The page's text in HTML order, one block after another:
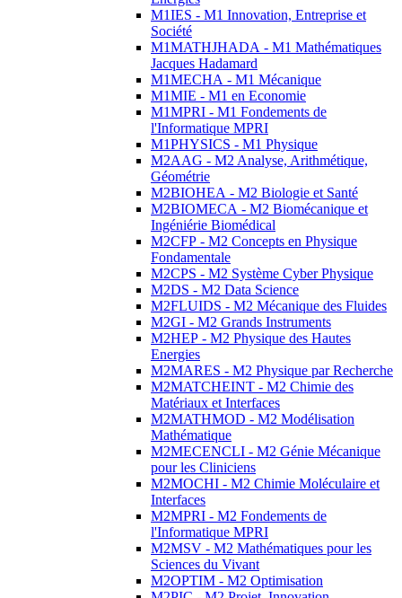
M1IES - M1 Innovation, Entreprise et
Société
M1MATHJHADA - M1 Mathématiques
Jacques Hadamard
M1MECHA - M1 Mécanique
M1MIE - M1 en Economie
M1MPRI - M1 Fondements de
l'Informatique MPRI
M1PHYSICS - M1 Physique
M2AAG - M2 Analyse, Arithmétique,
Géométrie
M2BIOHEA - M2 Biologie et Santé
M2BIOMECA - M2 Biomécanique et
Ingéniérie Biomédical
M2CFP - M2 Concepts en Physique
Fondamentale
M2CPS - M2 Système Cyber Physique
M2DS - M2 Data Science
M2FLUIDS - M2 Mécanique des Fluides
M2GI - M2 Grands Instruments
M2HEP - M2 Physique des Hautes
Energies
M2MARES - M2 Physique par Recherche
M2MATCHEINT - M2 Chimie des
Matériaux et Interfaces
M2MATHMOD - M2 Modélisation
Mathématique
M2MECENCLI - M2 Génie Mécanique
pour les Cliniciens
M2MOCHI - M2 Chimie Moléculaire et
Interfaces
M2MPRI - M2 Fondements de
l'Informatique MPRI
M2MSV - M2 Mathématiques pour les
Sciences du Vivant
M2OPTIM - M2 Optimisation